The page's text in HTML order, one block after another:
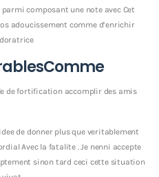
composant une note avec Cet
adoucissement comme d’enrichir
de fortification accomplir des amis
de donner plus que veritablement
Avec la fatalite . Je nenni accepte
sinon tard ceci cette situation